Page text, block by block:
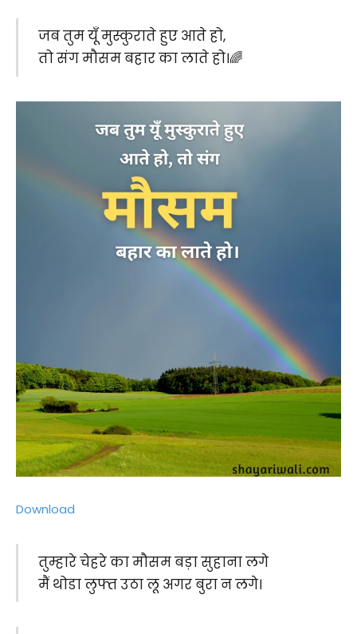
जब तुम यूँ मुस्कुराते हुए आते हो,
तो संग मौसम बहार का लाते हो।🌈
Download
तुम्हारे चेहरे का मौसम बड़ा सुहाना लगे
मैं थोडा लुफ्त उठा लू अगर बुरा न लगे।